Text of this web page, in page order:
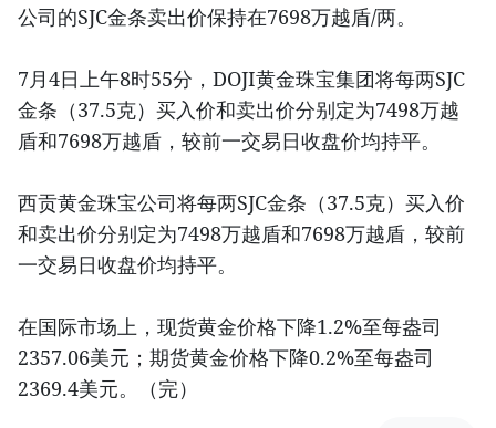
公司的SJC金条卖出价保持在7698万越盾/两。
7月4日上午8时55分，DOJI黄金珠宝集团将每两SJC
金条（37.5克）买入价和卖出价分别定为7498万越
盾和7698万越盾，较前一交易日收盘价均持平。
西贡黄金珠宝公司将每两SJC金条（37.5克）买入价
和卖出价分别定为7498万越盾和7698万越盾，较前
一交易日收盘价均持平。
在国际市场上，现货黄金价格下降1.2%至每盎司
2357.06美元；期货黄金价格下降0.2%至每盎司
2369.4美元。（完）